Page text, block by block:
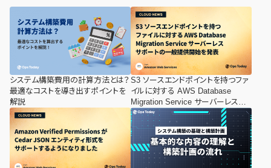
システム構築費用の計算方法とは？
最適なコストを導き出すポイントを
解説
S3 ソースエンドポイントを持つファ
イルに対する AWS Database
Migration Service サーバーレスサ
ポートの一般提供開始を発表